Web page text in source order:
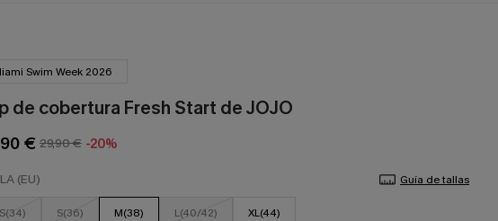
Swim Week 2026
de cobertura Fresh Start de JOJO
€ 29,90 € -20%
(EU) Guía de tallas
S(36) M(38) L(40/42) XL(44)